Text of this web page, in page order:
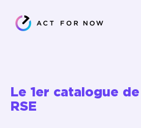
Le 1er catalogue
RSE